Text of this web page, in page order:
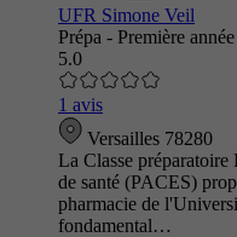
UFR Simone Veil
Prépa - Première
5.0
1 avis
Versailles 78280
La Classe préparatoire
de santé (PACES)
pharmacie de
fondamental…